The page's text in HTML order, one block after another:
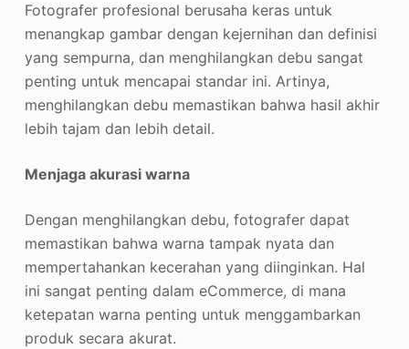
Fotografer profesional berusaha keras untuk
menangkap gambar dengan kejernihan dan definisi
yang sempurna, dan menghilangkan debu sangat
penting untuk mencapai standar ini. Artinya,
menghilangkan debu memastikan bahwa hasil akhir
lebih tajam dan lebih detail.
Menjaga akurasi warna
Dengan menghilangkan debu, fotografer dapat
memastikan bahwa warna tampak nyata dan
mempertahankan kecerahan yang diinginkan. Hal
ini sangat penting dalam eCommerce, di mana
ketepatan warna penting untuk menggambarkan
produk secara akurat.